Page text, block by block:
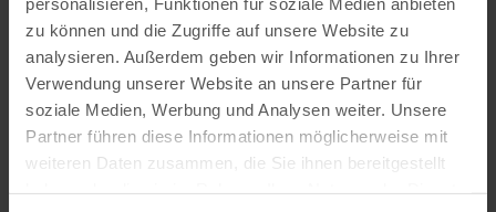
zu können und die Zugriffe auf unsere Website zu
analysieren. Außerdem geben wir Informationen zu Ihrer
Verwendung unserer Website an unsere Partner für
soziale Medien, Werbung und Analysen weiter. Unsere
Partner führen diese Informationen möglicherweise mit
weiteren Daten zusammen, die Sie ihnen bereitgestellt